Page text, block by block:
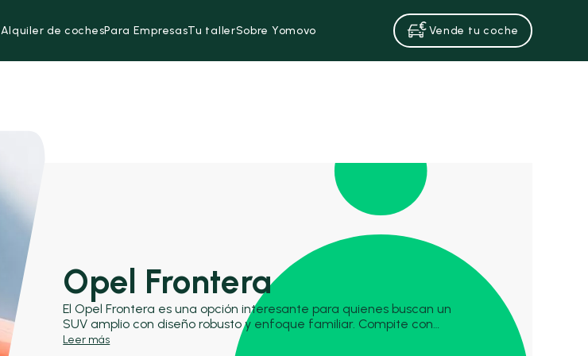
Alquiler de cochesPara EmpresasTu tallerSobre Yomovo Vende tu coche
Opel Frontera
El Opel Frontera es una opción interesante para quienes buscan un
SUV amplio con diseño robusto y enfoque familiar. Compite con
modelos como el Dacia Duster y el Citroën C3 Aircross,
Leer más